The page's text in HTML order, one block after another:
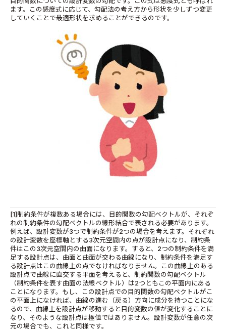
ます。この感度式に応じて、勾配法の考え方から形状を少しずつ変更
していくことで最適形状を求めることができるのです。
[1]制約条件が複数ある場合には、目的関数の勾配ベクトルが、それぞ
れの制約条件の勾配ベクトルの線形結合で表される必要があります。
例えば、設計変数が3つで制約条件が2つの場合を考えます。それぞれ
の設計変数を座標軸とする3次元空間内の点が設計点になり、制約条
件はこの3次元空間内の曲面になります。すると、2つの制約条件を満
足する設計点は、曲面と曲面が交わる曲線になり、制約条件を満足す
る設計点はこの曲線上の点でなければなりません。この曲線上のある
設計点で曲線に直交する平面を考えると、制約関数の勾配ベクトル
（制約条件を表す曲面の法線ベクトル）は2つともこの平面内にある
ことになります。もし、この設計点での目的関数の勾配ベクトルがこ
の平面上になければ、曲線の進む（戻る）方向に成分を持つことにな
るので、曲線上を設計点が移動すると目的変数の値が変化することに
なり、そのような設計点は極値ではありません。設計変数が任意の次
元の場合でも、これと同様です。